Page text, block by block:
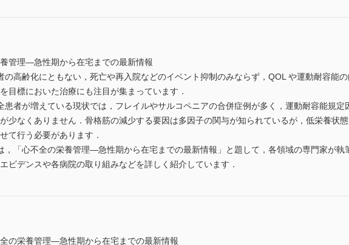
管理―急性期から在宅までの最新情報
の高齢化にともない，死亡や再入院などのイベント抑制のみならず，QOL や運動耐容能
目標においた治療にも注目が集まっています．
患者が増えている現状では，フレイルやサルコペニアの合併症例が多く，運動耐容能規
少なくありません．骨格筋の減少する要因は多因子の関与が知られているが，低栄養状
て行う必要があります．
，「心不全の栄養管理―急性期から在宅までの最新情報」と題して，各領域の専門家が
ビデンスや各病院の取り組みなどを詳しく紹介しています．
の栄養管理―急性期から在宅までの最新情報